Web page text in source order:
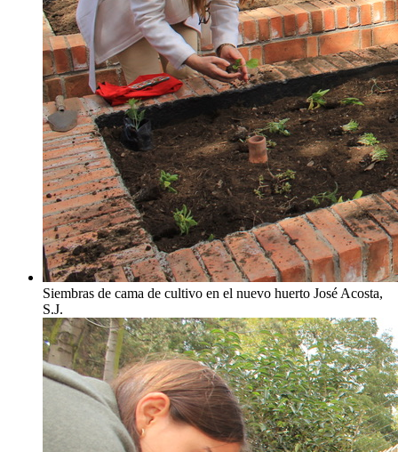
Siembras de cama de cultivo en el nuevo huerto José Acosta,
S.J.